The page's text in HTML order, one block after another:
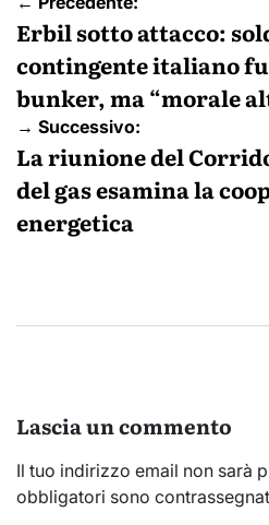
articoli
Erbil sotto attacco:
contingente italiano
bunker, ma “morale
→ Successivo:
La riunione del
del gas esamina la
energetica
Lascia un commento
Il tuo indirizzo email non sarà
obbligatori sono